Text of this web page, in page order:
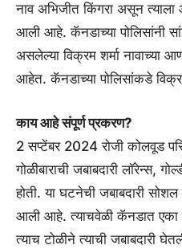
नाव अभिजीत किंगरा असून
आली आहे. कॅनडाच्या पोलिसांनी
असलेल्या विक्रम शर्मा नावाच्या
आहेत. कॅनडाच्या पोलिसांकडे विक्रम
काय आहे संपूर्ण प्रकरण?
2 सप्टेंबर 2024 रोजी कोलवूड
गोळीबाराची जबाबदारी लॉरेन्स,
होती. या घटनेची जबाबदारी सोशल
आली आहे. त्याचवेळी कॅनडात एका
त्याच टोळीने त्याची जबाबदारी